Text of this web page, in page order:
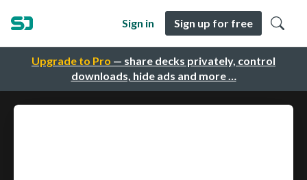
Upgrade to Pro — share decks privately, control
downloads, hide ads and more …
Sign in Sign up for free